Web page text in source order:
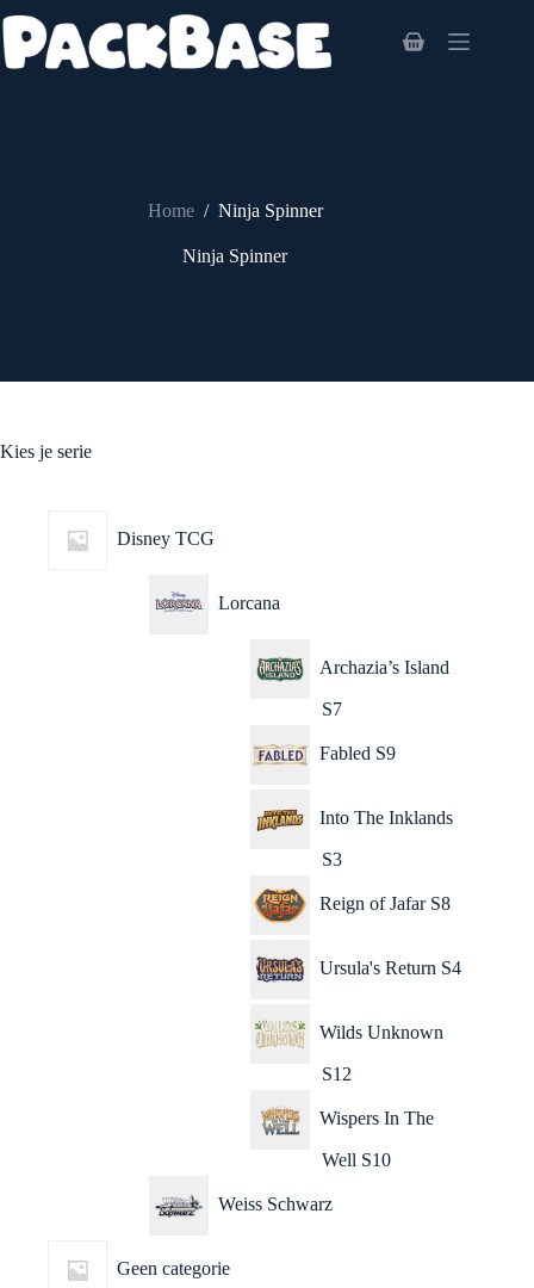
naar
de
inhoud
Winkelwagen
Home / Ninja Spinner
Ninja Spinner
Kies je serie
Disney TCG
Lorcana
Archazia’s Island
S7
Fabled S9
Into The Inklands
S3
Reign of Jafar S8
Ursula's Return S4
Wilds Unknown
S12
Wispers In The
Well S10
Weiss Schwarz
Geen categorie